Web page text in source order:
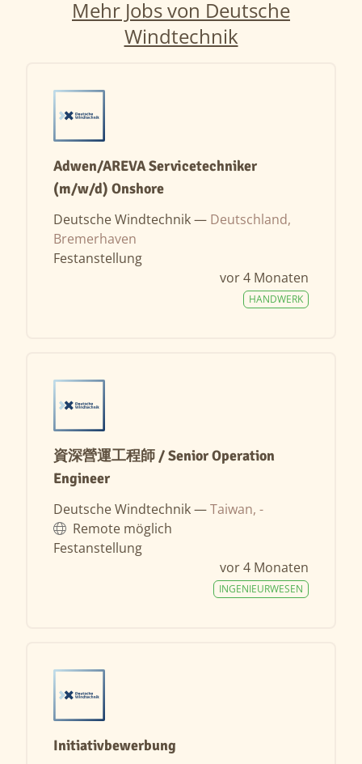
Mehr Jobs von Deutsche
Windtechnik
Adwen/AREVA Servicetechniker
(m/w/d) Onshore
Deutsche Windtechnik — Deutschland,
Bremerhaven
Festanstellung
vor 4 Monaten
HANDWERK
資深營運工程師 / Senior Operation
Engineer
Deutsche Windtechnik —Taiwan, -
Remote möglich
Festanstellung
vor 4 Monaten
INGENIEURWESEN
Initiativbewerbung